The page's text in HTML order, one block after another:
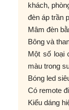
khách,
đèn áp trần
Mâm đèn
Bông và
Một số loại
màu trong
Bóng led
Có remote
Kiểu dáng